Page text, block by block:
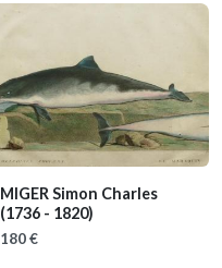
MIGER Simon Charles
(1736 - 1820)
180 €